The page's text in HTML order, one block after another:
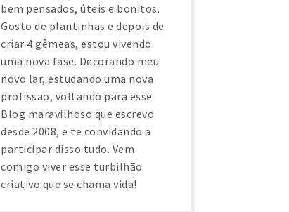
bem pensados, úteis e bonitos.
Gosto de plantinhas e depois de
criar 4 gêmeas, estou vivendo
uma nova fase. Decorando meu
novo lar, estudando uma nova
profissão, voltando para esse
Blog maravilhoso que escrevo
desde 2008, e te convidando a
participar disso tudo. Vem
comigo viver esse turbilhão
criativo que se chama vida!